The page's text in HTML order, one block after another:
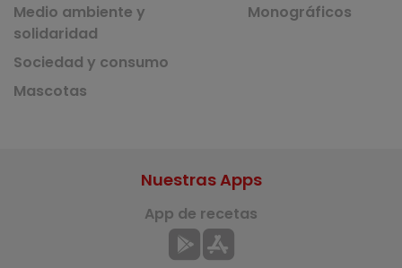
Medio ambiente y
solidaridad
Sociedad y consumo
Mascotas
Monográficos
Nuestras Apps
App de recetas